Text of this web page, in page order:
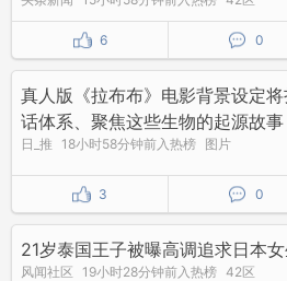
6 0
真人版《拉布布》电影背景设定
话体系、聚焦这些生物的起源故事
日_推 18小时58分钟前入热榜 图片
3 0
21岁泰国王子被曝高调追求日本
风闻社区 19小时28分钟前入热榜 42区